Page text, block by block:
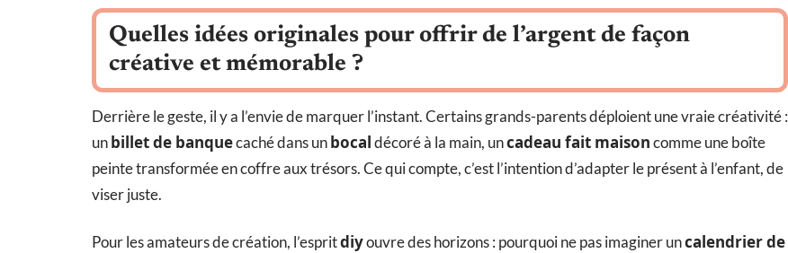
Quelles idées originales pour offrir de l’argent de façon
créative et mémorable ?
Derrière le geste, il y a l’envie de marquer l’instant. Certains grands-parents déploient une vraie créativité :
unbillet de banquecaché dans unbocaldécoré à la main, uncadeau fait maisoncomme une boîte
peinte transformée en coffre aux trésors. Ce qui compte, c’est l’intention d’adapter le présent à l’enfant, de
viser juste.
Pour les amateurs de création, l’espritdiyouvre des horizons : pourquoi ne pas imaginer uncalendrier de